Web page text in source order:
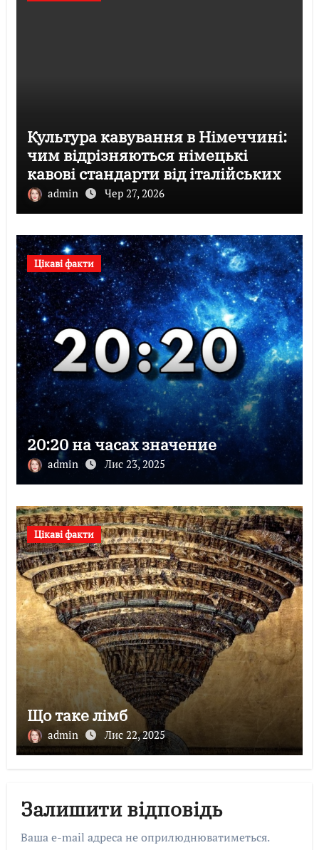
Культура кавування в Німеччині:
чим відрізняються німецькі
кавові стандарти від італійських
admin Чер 27, 2026
Цікаві факти
20:20 на часах значение
admin Лис 23, 2025
Цікаві факти
Що таке лімб
admin Лис 22, 2025
Залишити відповідь
Ваша e-mail адреса не оприлюднюватиметься.